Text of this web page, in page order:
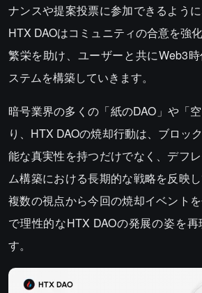
ナンスや提案投票に参加できるように
HTX DAOはコミュニティの合意を強
繁栄を助け、ユーザーと共にWeb3
ステムを構築していきます。
暗号業界の多くの「紙のDAO」や「
り、HTX DAOの焼却行動は、ブロッ
能な真実性を持つだけでなく、デフ
ム構築における長期的な戦略を反映
複数の視点から今回の焼却イベント
で理性的なHTX DAOの発展の姿を
す。